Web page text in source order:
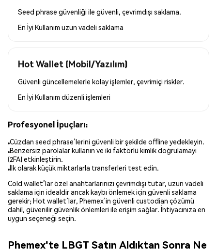
Seed phrase güvenliği ile güvenli, çevrimdışı saklama.
En İyi Kullanım uzun vadeli saklama
Hot Wallet (Mobil/Yazılım)
Güvenli güncellemelerle kolay işlemler, çevrimiçi riskler.
En İyi Kullanım düzenli işlemleri
Profesyonel İpuçları:
Cüzdan seed phrase’lerini güvenli bir şekilde offline yedekleyin.
Benzersiz parolalar kullanın ve iki faktörlü kimlik doğrulamayı
(2FA) etkinleştirin.
İlk olarak küçük miktarlarla transferleri test edin.
Cold wallet’lar özel anahtarlarınızı çevrimdışı tutar, uzun vadeli
saklama için idealdir ancak kaybı önlemek için güvenli saklama
gerekir; Hot wallet’lar, Phemex’in güvenli custodian çözümü
dahil, güvenilir güvenlik önlemleri ile erişim sağlar. İhtiyacınıza en
uygun seçeneği seçin.
Phemex'te LBGT Satın Aldıktan Sonra Ne